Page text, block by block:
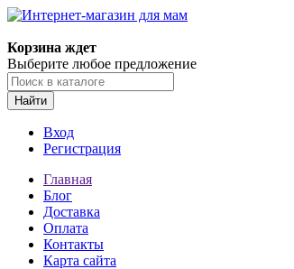
Корзина ждет
Выберите любое предложение
Найти
Вход
Регистрация
Главная
Блог
Доставка
Оплата
Контакты
Карта сайта